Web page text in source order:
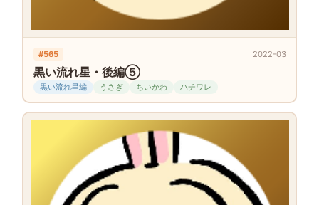
#565 2022-03
黒い流れ星・後編⑤
黒い流れ星編 うさぎ ちいかわ ハチワレ